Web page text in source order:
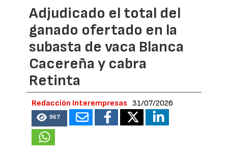
Adjudicado el total del
ganado ofertado en la
subasta de vaca Blanca
Cacereña y cabra
Retinta
Redacción Interempresas 31/07/2026
967